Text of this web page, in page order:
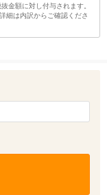
金額に対し付与されます。
細は内訳からご確認くださ